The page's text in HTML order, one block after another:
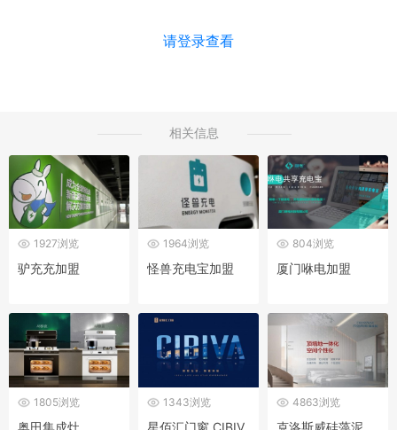
请登录查看
相关信息
1927浏览
驴充充加盟
1964浏览
怪兽充电宝加盟
804浏览
厦门咻电加盟
1805浏览
奥田集成灶
1343浏览
星佰汇门窗 CIBIV
4863浏览
克洛斯威硅藻泥